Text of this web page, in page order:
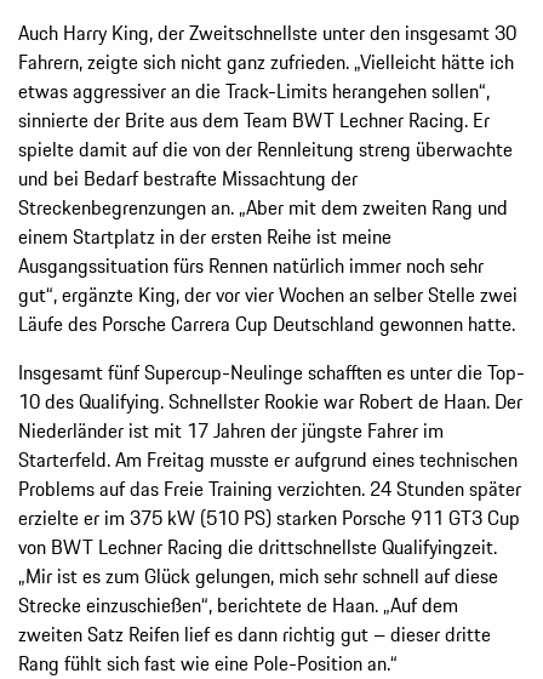
Auch Harry King, der Zweitschnellste unter den insgesamt 30
Fahrern, zeigte sich nicht ganz zufrieden. „Vielleicht hätte ich
etwas aggressiver an die Track-Limits herangehen sollen“,
sinnierte der Brite aus dem Team BWT Lechner Racing. Er
spielte damit auf die von der Rennleitung streng überwachte
und bei Bedarf bestrafte Missachtung der
Streckenbegrenzungen an. „Aber mit dem zweiten Rang und
einem Startplatz in der ersten Reihe ist meine
Ausgangssituation fürs Rennen natürlich immer noch sehr
gut“, ergänzte King, der vor vier Wochen an selber Stelle zwei
Läufe des Porsche Carrera Cup Deutschland gewonnen hatte.
Insgesamt fünf Supercup-Neulinge schafften es unter die Top-
10 des Qualifying. Schnellster Rookie war Robert de Haan. Der
Niederländer ist mit 17 Jahren der jüngste Fahrer im
Starterfeld. Am Freitag musste er aufgrund eines technischen
Problems auf das Freie Training verzichten. 24 Stunden später
erzielte er im 375 kW (510 PS) starken Porsche 911 GT3 Cup
von BWT Lechner Racing die drittschnellste Qualifyingzeit.
„Mir ist es zum Glück gelungen, mich sehr schnell auf diese
Strecke einzuschießen“, berichtete de Haan. „Auf dem
zweiten Satz Reifen lief es dann richtig gut – dieser dritte
Rang fühlt sich fast wie eine Pole-Position an.“